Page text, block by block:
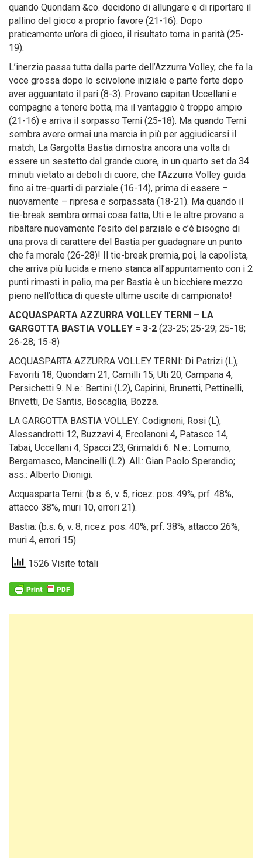
quando Quondam &co. decidono di allungare e di riportare il
pallino del gioco a proprio favore (21-16). Dopo
praticamente un’ora di gioco, il risultato torna in parità (25-
19).
L’inerzia passa tutta dalla parte dell’Azzurra Volley, che fa la
voce grossa dopo lo scivolone iniziale e parte forte dopo
aver agguantato il pari (8-3). Provano capitan Uccellani e
compagne a tenere botta, ma il vantaggio è troppo ampio
(21-16) e arriva il sorpasso Terni (25-18). Ma quando Terni
sembra avere ormai una marcia in più per aggiudicarsi il
match, La Gargotta Bastia dimostra ancora una volta di
essere un sestetto dal grande cuore, in un quarto set da 34
minuti vietato ai deboli di cuore, che l’Azzurra Volley guida
fino ai tre-quarti di parziale (16-14), prima di essere –
nuovamente – ripresa e sorpassata (18-21). Ma quando il
tie-break sembra ormai cosa fatta, Uti e le altre provano a
ribaltare nuovamente l’esito del parziale e c’è bisogno di
una prova di carattere del Bastia per guadagnare un punto
che fa morale (26-28)! Il tie-break premia, poi, la capolista,
che arriva più lucida e meno stanca all’appuntamento con i 2
punti rimasti in palio, ma per Bastia è un bicchiere mezzo
pieno nell’ottica di queste ultime uscite di campionato!
ACQUASPARTA AZZURRA VOLLEY TERNI – LA
GARGOTTA BASTIA VOLLEY = 3-2 (23-25; 25-29; 25-18;
26-28; 15-8)
ACQUASPARTA AZZURRA VOLLEY TERNI: Di Patrizi (L),
Favoriti 18, Quondam 21, Camilli 15, Uti 20, Campana 4,
Persichetti 9. N.e.: Bertini (L2), Capirini, Brunetti, Pettinelli,
Brivetti, De Santis, Boscaglia, Bozza.
LA GARGOTTA BASTIA VOLLEY: Codignoni, Rosi (L),
Alessandretti 12, Buzzavi 4, Ercolanoni 4, Patasce 14,
Tabai, Uccellani 4, Spacci 23, Grimaldi 6. N.e.: Lomurno,
Bergamasco, Mancinelli (L2). All.: Gian Paolo Sperandio;
ass.: Alberto Dionigi.
Acquasparta Terni: (b.s. 6, v. 5, ricez. pos. 49%, prf. 48%,
attacco 38%, muri 10, errori 21).
Bastia: (b.s. 6, v. 8, ricez. pos. 40%, prf. 38%, attacco 26%,
muri 4, errori 15).
1526 Visite totali